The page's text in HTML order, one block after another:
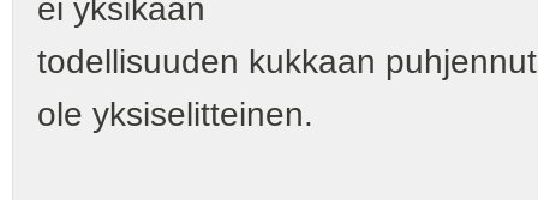
ei yksikään
todellisuuden kukkaan
ole yksiselitteinen.